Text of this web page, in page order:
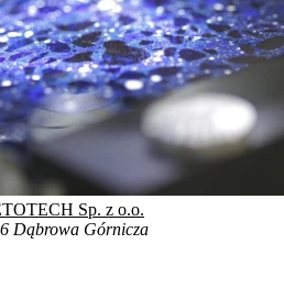
Sp. z o.o.
Dąbrowa Górnicza